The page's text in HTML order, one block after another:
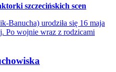
szczecińskich scen
Banucha) urodziła się 16 maja
Po wojnie wraz z rodzicami